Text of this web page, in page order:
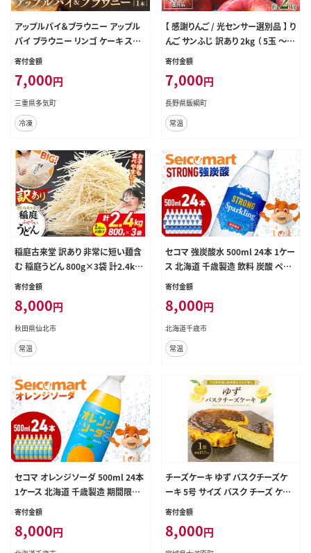
アップルパイ＆ブラウニー アップル
パイ ブラウニー リンゴ ケーキ スイ
ーツ お菓子 お酒入り 洋酒 贈答品
ィチュールアッシュ VCH-21
寄付金額
7,000円
三重県多気町
冷凍
【 感謝りんご / 光センサー選別品 】 り
んご サンふじ 訳あり 2kg （ 5玉 〜 1
2玉 ） 交換保証 ながの農業協同組
月上旬頃から2027年1月下旬頃まで
順次発送予定 令和8年度収穫分 傷
不揃い リンゴ 林檎 果物 フルーツ
信州 長野 予約 長野県 飯綱町 [186
寄付金額
7,000円
長野県飯綱町
常温
稲庭古来堂 訳あり 非常に短い麺含
む 稲庭うどん 800g×3袋 計2.4kg
を1回お届け 伝統製法認定 稲庭古
添加 時短 離乳食 介護食 カット手間
なし ご当地 お取り寄せ 手綯 てない
稲庭饂飩]
寄付金額
8,000円
秋田県仙北市
常温
セコマ 強炭酸水 500ml 24本 1ケー
ス 北海道 千歳製造 飲料 炭酸 ペッ
トボトル セイコーマート
寄付金額
8,000円
北海道千歳市
常温
セコマ オレンジソーダ 500ml 24本
1ケース 北海道 千歳製造 期間限定
飲料 炭酸 ペットボトル セイコーマ
寄付金額
8,000円
チーズケーキ ゆず バスクチーズケ
ーキ 5号 サイズ バスク チーズ ケー
キ スイーツ お菓子 菓子 おかし お
寄せ 送料無料 配達 ご当地グルメ お
取り寄せ 取り寄せ 宮城 みやぎ蔵王
寄付金額
8,000円